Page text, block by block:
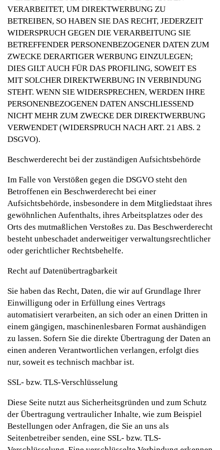
VERARBEITET, UM DIREKTWERBUNG ZU
BETREIBEN, SO HABEN SIE DAS RECHT, JEDERZEIT
WIDERSPRUCH GEGEN DIE VERARBEITUNG SIE
BETREFFENDER PERSONENBEZOGENER DATEN ZUM
ZWECKE DERARTIGER WERBUNG EINZULEGEN;
DIES GILT AUCH FÜR DAS PROFILING, SOWEIT ES
MIT SOLCHER DIREKTWERBUNG IN VERBINDUNG
STEHT. WENN SIE WIDERSPRECHEN, WERDEN IHRE
PERSONENBEZOGENEN DATEN ANSCHLIESSEND
NICHT MEHR ZUM ZWECKE DER DIREKTWERBUNG
VERWENDET (WIDERSPRUCH NACH ART. 21 ABS. 2
DSGVO).
Beschwerde­recht bei der zuständigen Aufsichts­behörde
Im Falle von Verstößen gegen die DSGVO steht den
Betroffenen ein Beschwerderecht bei einer
Aufsichtsbehörde, insbesondere in dem Mitgliedstaat ihres
gewöhnlichen Aufenthalts, ihres Arbeitsplatzes oder des
Orts des mutmaßlichen Verstoßes zu. Das Beschwerderecht
besteht unbeschadet anderweitiger verwaltungsrechtlicher
oder gerichtlicher Rechtsbehelfe.
Recht auf Daten­übertrag­barkeit
Sie haben das Recht, Daten, die wir auf Grundlage Ihrer
Einwilligung oder in Erfüllung eines Vertrags
automatisiert verarbeiten, an sich oder an einen Dritten in
einem gängigen, maschinenlesbaren Format aushändigen
zu lassen. Sofern Sie die direkte Übertragung der Daten an
einen anderen Verantwortlichen verlangen, erfolgt dies
nur, soweit es technisch machbar ist.
SSL- bzw. TLS-Verschlüsselung
Diese Seite nutzt aus Sicherheitsgründen und zum Schutz
der Übertragung vertraulicher Inhalte, wie zum Beispiel
Bestellungen oder Anfragen, die Sie an uns als
Seitenbetreiber senden, eine SSL- bzw. TLS-